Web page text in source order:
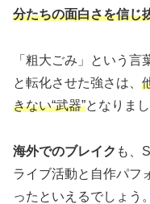
分たちの面白さを信じ
「粗大ごみ」という
と転化させた強さは、
きない“武器”となりまし
海外でのブレイク も、
ライブ活動と自作パフ
ったといえるでしょう。